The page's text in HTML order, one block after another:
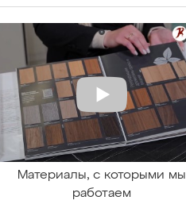
Материалы, с которыми мы
работаем